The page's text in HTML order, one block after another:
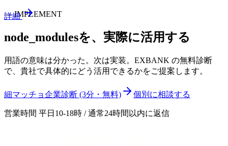
詳細
—IMPLEMENT
node_modulesを、実際に活用する
用語の意味は分かった。次は実装。EXBANK の無料診断
で、貴社で具体的にどう活用できるかをご提案します。
細マッチョ企業診断 (3分・無料) 個別に相談する
営業時間 平日10-18時 / 通常24時間以内に返信